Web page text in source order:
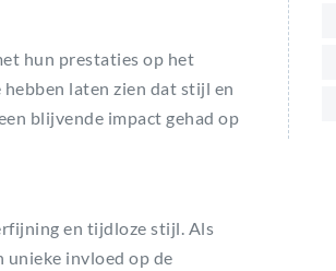
hun prestaties op het
laten zien dat stijl en
blijvende impact gehad op
en tijdloze stijl. Als
unieke invloed op de